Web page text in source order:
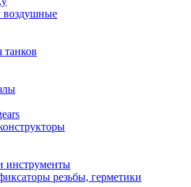
танков
инструменты
резьбы, герметики